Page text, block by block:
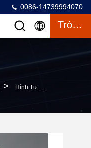
0086-14739994070
Trò Chuyện
> Hình Tượng Giáng Sinh Chống Thời Tiết Có Kích Thước Tùy Chỉnh Với Sơn Cao Cấp Ô Tô